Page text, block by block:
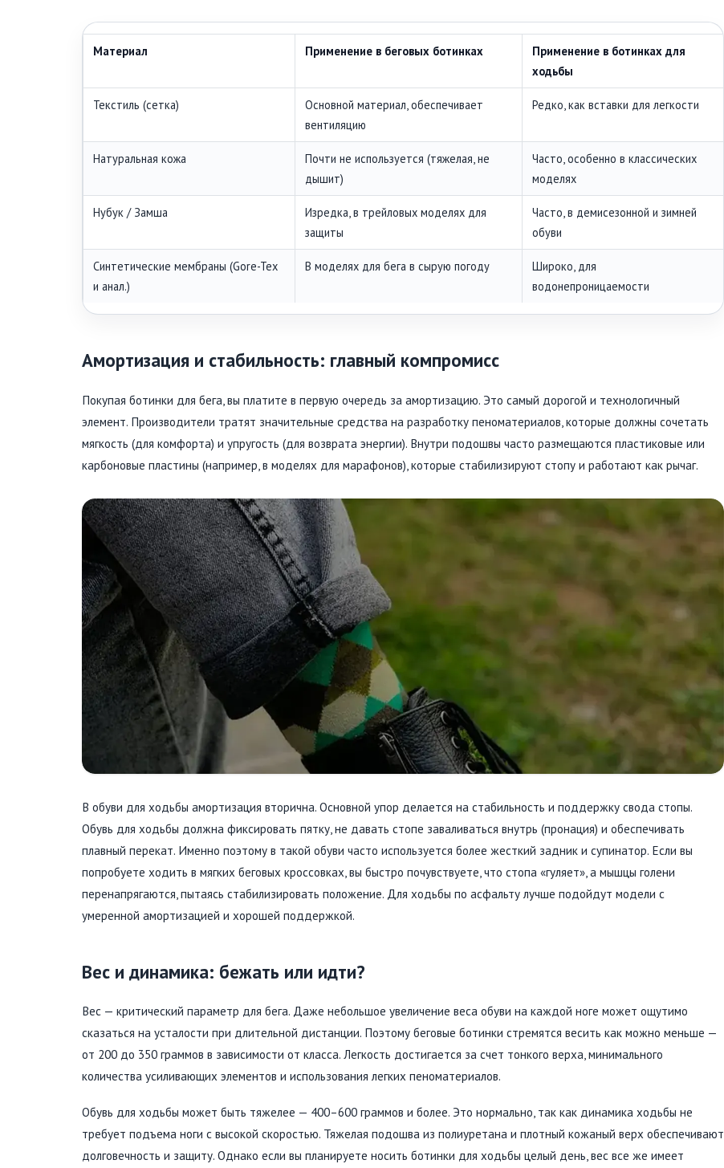
Материал Применение в беговых ботинках
Применение в ботинках для
ходьбы
Текстиль (сетка)
Основной материал, обеспечивает
вентиляцию
Редко, как вставки для легкости
Натуральная кожа
Почти не используется (тяжелая, не
дышит)
Часто, особенно в классических
моделях
Нубук / Замша
Изредка, в трейловых моделях для
защиты
Часто, в демисезонной и зимней
обуви
Синтетические мембраны (Gore-Tex
и анал.)
В моделях для бега в сырую погоду
Широко, для
водонепроницаемости
Амортизация и стабильность: главный компромисс
Покупая ботинки для бега, вы платите в первую очередь за амортизацию. Это самый дорогой и технологичный
элемент. Производители тратят значительные средства на разработку пеноматериалов, которые должны сочетать
мягкость (для комфорта) и упругость (для возврата энергии). Внутри подошвы часто размещаются пластиковые или
карбоновые пластины (например, в моделях для марафонов), которые стабилизируют стопу и работают как рычаг.
В обуви для ходьбы амортизация вторична. Основной упор делается на стабильность и поддержку свода стопы.
Обувь для ходьбы должна фиксировать пятку, не давать стопе заваливаться внутрь (пронация) и обеспечивать
плавный перекат. Именно поэтому в такой обуви часто используется более жесткий задник и супинатор. Если вы
попробуете ходить в мягких беговых кроссовках, вы быстро почувствуете, что стопа «гуляет», а мышцы голени
перенапрягаются, пытаясь стабилизировать положение. Для ходьбы по асфальту лучше подойдут модели с
умеренной амортизацией и хорошей поддержкой.
Вес и динамика: бежать или идти?
Вес — критический параметр для бега. Даже небольшое увеличение веса обуви на каждой ноге может ощутимо
сказаться на усталости при длительной дистанции. Поэтому беговые ботинки стремятся весить как можно меньше —
от 200 до 350 граммов в зависимости от класса. Легкость достигается за счет тонкого верха, минимального
количества усиливающих элементов и использования легких пеноматериалов.
Обувь для ходьбы может быть тяжелее — 400–600 граммов и более. Это нормально, так как динамика ходьбы не
требует подъема ноги с высокой скоростью. Тяжелая подошва из полиуретана и плотный кожаный верх обеспечивают
долговечность и защиту. Однако если вы планируете носить ботинки для ходьбы целый день, вес все же имеет